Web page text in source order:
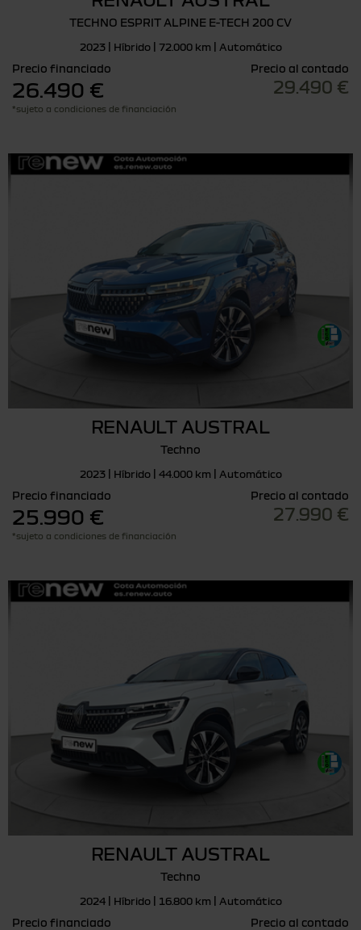
TECHNO ESPRIT ALPINE E-TECH 200 CV
2023 | Híbrido | 72.000 km | Automático
Precio financiado
26.490 €
*sujeto a condiciones de financiación
Precio al contado
29.490 €
RENAULT AUSTRAL
Techno
2023 | Híbrido | 44.000 km | Automático
Precio financiado
25.990 €
*sujeto a condiciones de financiación
Precio al contado
27.990 €
RENAULT AUSTRAL
Techno
2024 | Híbrido | 16.800 km | Automático
Precio financiado Precio al contado